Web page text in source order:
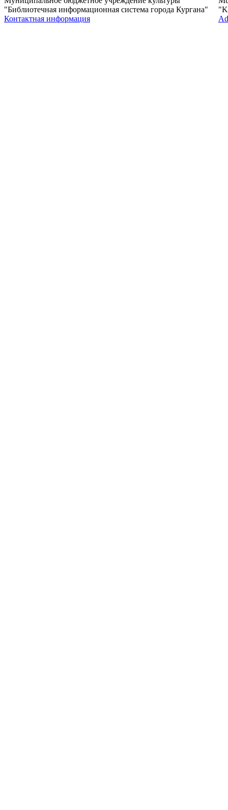
"Библиотечная информационная система города Кургана"
Контактная информация